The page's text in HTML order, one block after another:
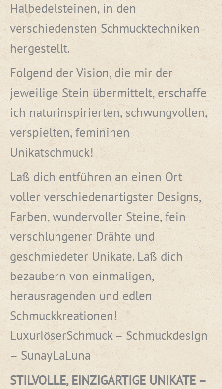
Halbedelsteinen, in den
verschiedensten Schmucktechniken
hergestellt.
Folgend der Vision, die mir der
jeweilige Stein übermittelt, erschaffe
ich naturinspirierten, schwungvollen,
verspielten, femininen
Unikatschmuck!
Laß dich entführen an einen Ort
voller verschiedenartigster Designs,
Farben, wundervoller Steine, fein
verschlungener Drähte und
geschmiedeter Unikate. Laß dich
bezaubern von einmaligen,
herausragenden und edlen
Schmuckkreationen!
LuxuriöserSchmuck – Schmuckdesign
– SunayLaLuna
STILVOLLE, EINZIGARTIGE UNIKATE –